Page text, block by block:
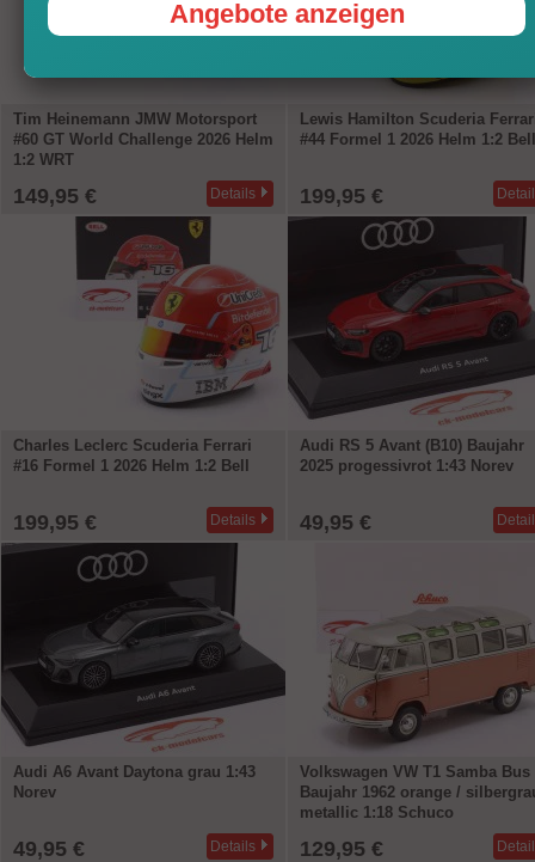
Tim Heinemann JMW Motorsport
#60 GT World Challenge 2026 Helm
1:2 WRT
149,95 € Details
Lewis Hamilton Scuderia
#44 Formel 1 2026 Helm 1:2 Bell
199,95 €
Charles Leclerc Scuderia Ferrari
#16 Formel 1 2026 Helm 1:2 Bell
199,95 € Details
Audi RS 5 Avant (B10) Baujahr
2025 progessivrot 1:43 Norev
49,95 €
Audi A6 Avant Daytona grau 1:43
Norev
49,95 € Details
Volkswagen VW T1 Samba Bus
Baujahr 1962 orange /
metallic 1:18 Schuco
129,95 €
Angebote anzeigen